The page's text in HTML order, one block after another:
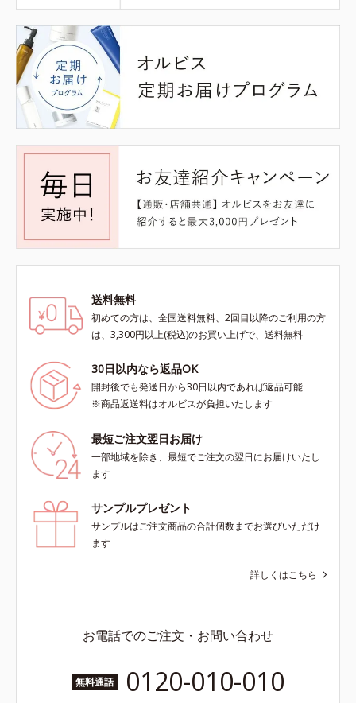
送料無料
初めての方は、全国送料無料、2回目以降のご利用の方
は、3,300円以上(税込)のお買い上げで、送料無料
30日以内なら返品OK
開封後でも発送日から30日以内であれば返品可能
※商品返送料はオルビスが負担いたします
最短ご注文翌日お届け
一部地域を除き、最短でご注文の翌日にお届けいたし
ます
サンプルプレゼント
サンプルはご注文商品の合計個数までお選びいただけ
ます
詳しくはこちら
お電話でのご注文・お問い合わせ
無料通話 0120-010-010